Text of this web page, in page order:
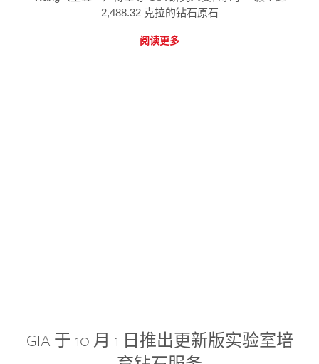
2,488.32 克拉的钻石原石
阅读更多
GIA 于 10 月 1 日推出更新版实验室培